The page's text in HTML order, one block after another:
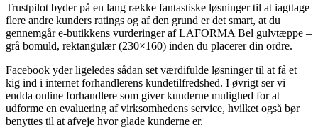
Trustpilot byder på en lang række fantastiske løsninger til at iagttage
flere andre kunders ratings og af den grund er det smart, at du
gennemgår e-butikkens vurderinger af LAFORMA Bel gulvtæppe –
grå bomuld, rektangulær (230×160) inden du placerer din ordre.
Facebook yder ligeledes sådan set værdifulde løsninger til at få et
kig ind i internet forhandlerens kundetilfredshed. I øvrigt ser vi
endda online forhandlere som giver kunderne mulighed for at
udforme en evaluering af virksomhedens service, hvilket også bør
benyttes til at afveje hvor glade kunderne er.